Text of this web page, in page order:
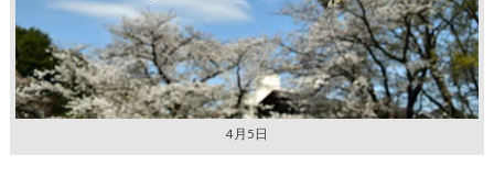
4月5日